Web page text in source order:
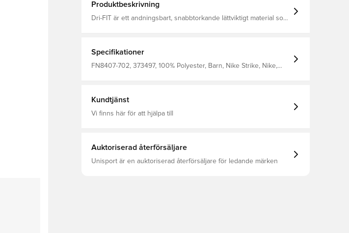
Produktbeskrivning
Dri-FIT är ett andningsbart, snabbtorkande lättviktigt material som
Specifikationer
FN8407-702, 373497, 100% Polyester, Barn, Nike Strike, Nike,
Kundtjänst
Vi finns här för att hjälpa till
Auktoriserad återförsäljare
Unisport är en auktoriserad återförsäljare för ledande märken